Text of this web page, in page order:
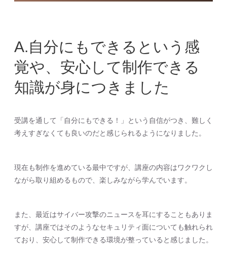
A.自分にもできるという感
覚や、安心して制作できる
知識が身につきました
受講を通して「自分にもできる！」という自信がつき、難しく
考えすぎなくても良いのだと感じられるようになりました。
現在も制作を進めている最中ですが、講座の内容はワクワクし
ながら取り組めるもので、楽しみながら学んでいます。
また、最近はサイバー攻撃のニュースを耳にすることもありま
すが、講座ではそのようなセキュリティ面についても触れられ
ており、安心して制作できる環境が整っていると感じました。